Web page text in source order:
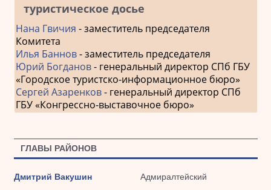
туристическое досье
Нана Гвичия - заместитель председателя
Комитета
Илья Баннов- заместитель председателя
Юрий Богданов- генеральный директор СПб ГБУ
«Городское туристско-информационное бюро»
Сергей Азаренков- генеральный директор СПб
ГБУ «Конгрессно-выставочное бюро»
ГЛАВЫ РАЙОНОВ
Дмитрий Вакушин Адмиралтейский